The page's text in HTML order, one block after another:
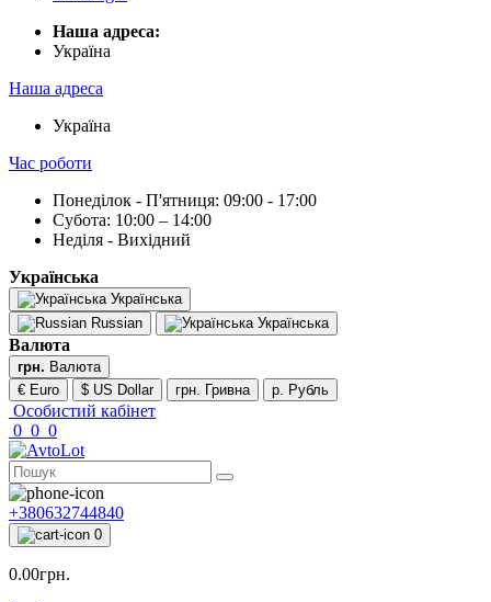
Наша адреса:
Українa
Наша адреса
Українa
Час роботи
Понеділок - П'ятниця: 09:00 - 17:00
Субота: 10:00 – 14:00
Неділя - Вихідний
Українська
Українська
Russian
Українська
Валюта
грн. Валюта
€ Euro
$ US Dollar грн. Гривна р. Рубль
Особистий кабінет
0 0 0
+380632744840
0
0.00грн.